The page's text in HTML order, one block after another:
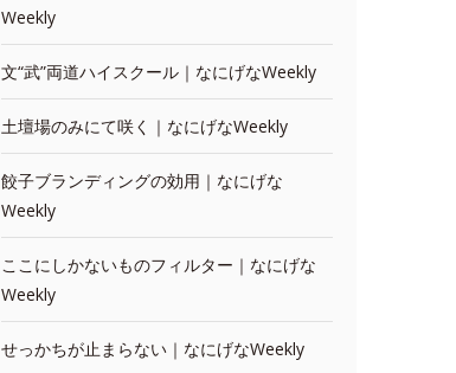
Weekly
文“武”両道ハイスクール｜なにげなWeekly
土壇場のみにて咲く｜なにげなWeekly
餃子ブランディングの効用｜なにげな
Weekly
ここにしかないものフィルター｜なにげな
Weekly
せっかちが止まらない｜なにげなWeekly